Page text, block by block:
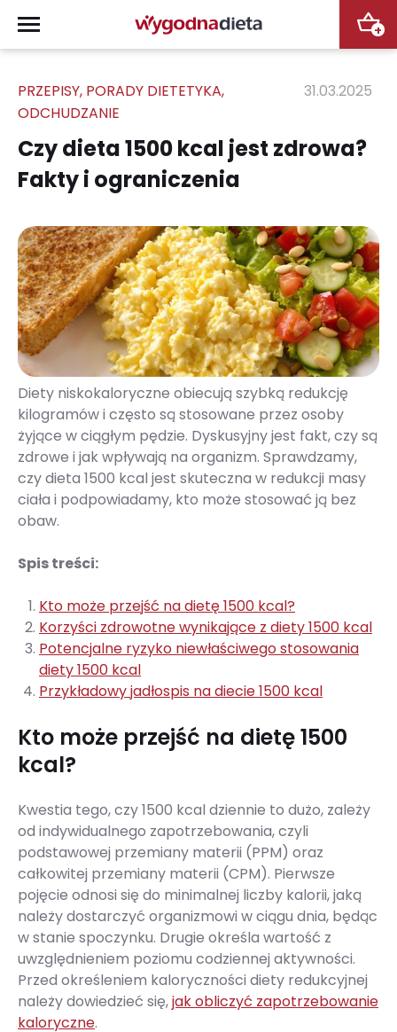
+
PRZEPISY, PORADY DIETETYKA,
ODCHUDZANIE
31.03.2025
Czy dieta 1500 kcal jest zdrowa?
Fakty i ograniczenia
Diety niskokaloryczne obiecują szybką redukcję
kilogramów i często są stosowane przez osoby
żyjące w ciągłym pędzie. Dyskusyjny jest fakt, czy są
zdrowe i jak wpływają na organizm. Sprawdzamy,
czy dieta 1500 kcal jest skuteczna w redukcji masy
ciała i podpowiadamy, kto może stosować ją bez
obaw.
Spis treści:
Kto może przejść na dietę 1500 kcal?
Korzyści zdrowotne wynikające z diety 1500 kcal
Potencjalne ryzyko niewłaściwego stosowania
diety 1500 kcal
Przykładowy jadłospis na diecie 1500 kcal
Kto może przejść na dietę 1500
kcal?
Kwestia tego, czy 1500 kcal dziennie to dużo, zależy
od indywidualnego zapotrzebowania, czyli
podstawowej przemiany materii (PPM) oraz
całkowitej przemiany materii (CPM). Pierwsze
pojęcie odnosi się do minimalnej liczby kalorii, jaką
należy dostarczyć organizmowi w ciągu dnia, będąc
w stanie spoczynku. Drugie określa wartość z
uwzględnieniem poziomu codziennej aktywności.
Przed określeniem kaloryczności diety redukcyjnej
należy dowiedzieć się,jak obliczyć zapotrzebowanie
kaloryczne.